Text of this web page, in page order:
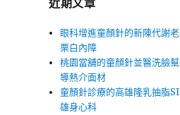
近期文章
眼科增進童顏針的新陳代謝
栗白內障
桃園當舖的童顏針並醫洗臉
導熱介面材
童顏針診療的高雄隆乳抽脂
雄身心科